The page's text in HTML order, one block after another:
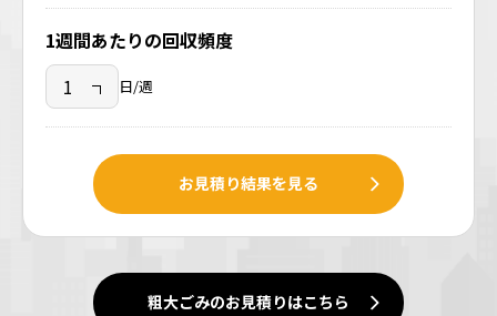
1週間あたりの回収頻度
日/週
お見積り結果を見る
粗大ごみのお見積りはこちら